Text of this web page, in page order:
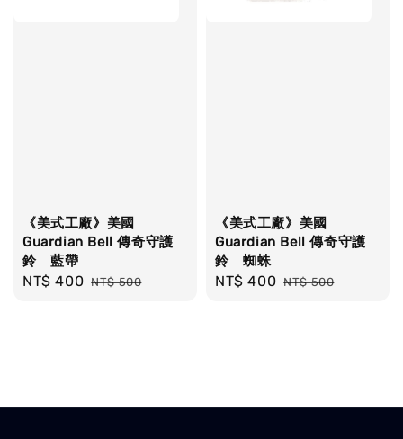
《美式工廠》美國
Guardian Bell 傳奇守護
鈴 藍帶
Sale
NT$ 400 Regular
NT$ 500
《美式工廠》美國
Guardian Bell 傳奇守護
鈴 蜘蛛
Sale
NT$ 400 Regular
NT$ 500